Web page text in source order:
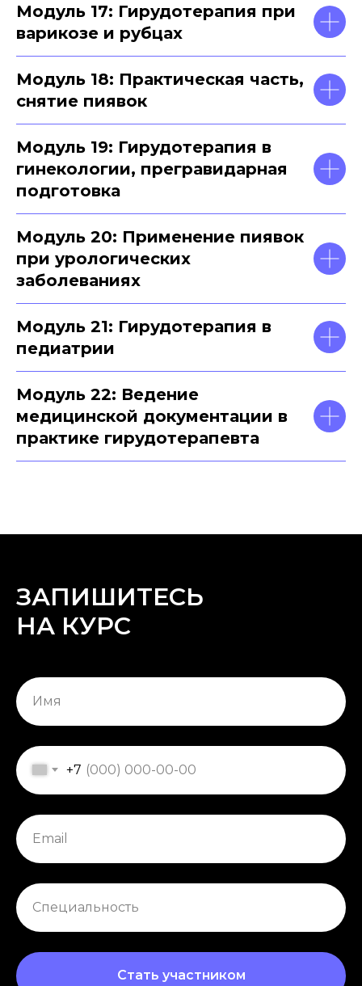
Модуль 17: Гирудотерапия при
варикозе и рубцах
Модуль 18: Практическая часть,
снятие пиявок
Модуль 19: Гирудотерапия в
гинекологии, прегравидарная
подготовка
Модуль 20: Применение пиявок
при урологических
заболеваниях
Модуль 21: Гирудотерапия в
педиатрии
Модуль 22: Ведение
медицинской документации в
практике гирудотерапевта
ЗАПИШИТЕСЬ
НА КУРС
+7
Стать участником